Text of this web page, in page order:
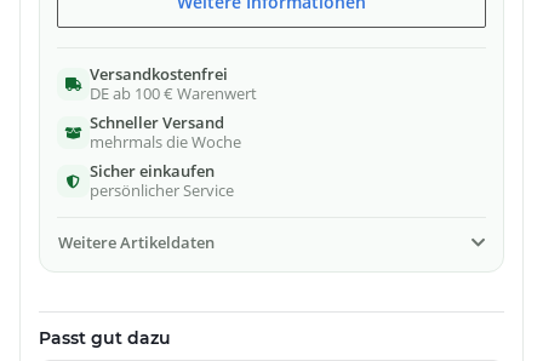
Versandkostenfrei
DE ab 100 € Warenwert
Schneller Versand
mehrmals die Woche
Sicher einkaufen
persönlicher Service
Weitere Artikeldaten
Passt gut dazu